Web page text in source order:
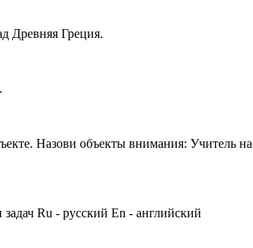
Древняя Греция.
Назови объекты внимания: Учитель
Ru - русский En - английский